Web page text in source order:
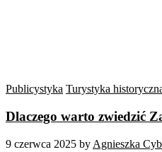
Publicystyka Turystyka
Dlaczego warto zwiedzić
9 czerwca 2025 by Agnieszka